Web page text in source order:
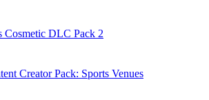
Cosmetic DLC Pack 2
Creator Pack: Sports Venues